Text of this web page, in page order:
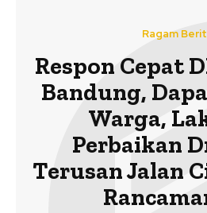
Ragam
Respon Cepat
Bandung,
Warga,
Perbaikan
Terusan Jalan